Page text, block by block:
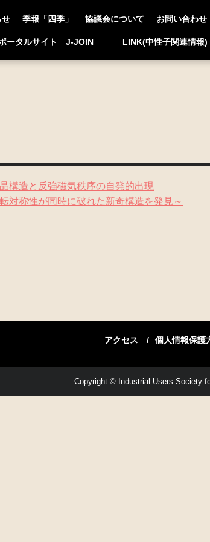
せ 季報「四季」 協議会について お問い合わせ
ポータルサイト J-JOIN LINK(中性子関連情報)
構造と反強磁気秩序の自発的出現
対称性が同時に破れた新奇構造を発見～
アクセス 個人情報保護
Copyright © Industrial Users Society